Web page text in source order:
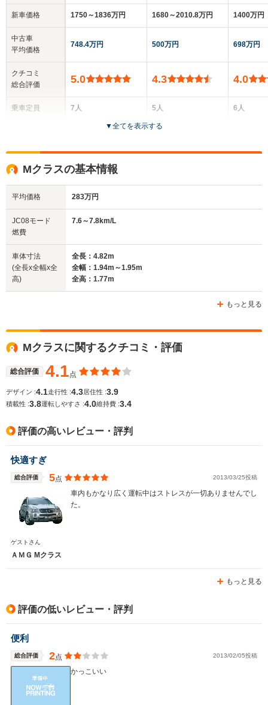
新車価格
中古車
平均価格
クチコミ
総合評価
乗車定員
サイズ
(全長x全幅x全高)
WLTCモード
燃費
1750～1836万円
748.4万円
5.0
7人
全高
1.85m
全幅
1.98m
1680～2010.8万円
500万円
4.3
5人
5ドア
1400万円
698万円
4.0
6人
▼全てを表示する
Mクラスの基本情報
平均価格 283万円
JC08モード
燃費
7.6～7.8km/L
車体寸法
(全長x全幅x全
高)
全長：4.82m
全幅：1.94m～1.95m
全高：1.77m
もっと見る
Mクラスに関するクチコミ・評価
総合評価 4.1点
デザイン :4.1走行性 :4.3居住性 :3.9
積載性 :3.8運転しやすさ :4.0維持費 :3.4
評価の高いレビュー・評判
快適すぎ
総合評価 5点 2013/03/25投稿
車内もかなり広く運転中はストレスが一切ありませんでし
た。
ゲストさん
ＡＭＧ Mクラス
もっと見る
評価の低いレビュー・評判
便利
総合評価 2点 2013/02/05投稿
かっこいい